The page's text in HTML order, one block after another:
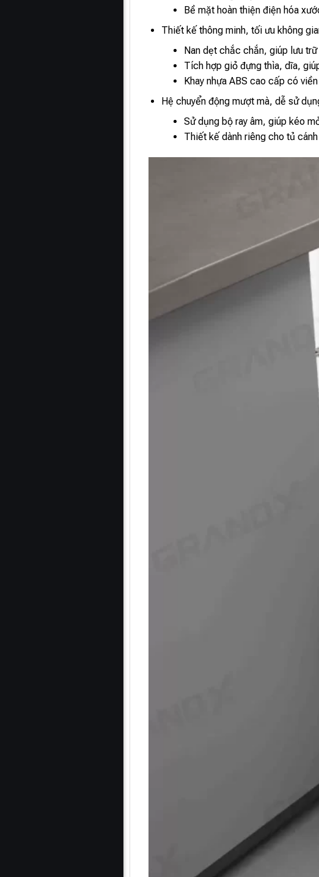
Bề mặt hoàn thiện điện hóa
Thiết kế thông minh, tối ưu không
Nan dẹt chắc chắn, giúp lưu
Tích hợp giỏ đựng thìa, dĩa,
Khay nhựa ABS cao cấp có
Hệ chuyển động mượt mà, dễ sử
Sử dụng bộ ray âm, giúp kéo
Thiết kế dành riêng cho tủ